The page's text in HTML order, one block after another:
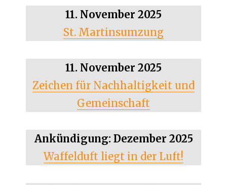
11. November 2025
St. Martinsumzung
11. November 2025
Zeichen für Nachhaltigkeit und
Gemeinschaft
Ankündigung: Dezember 2025
Waffelduft liegt in der Luft!